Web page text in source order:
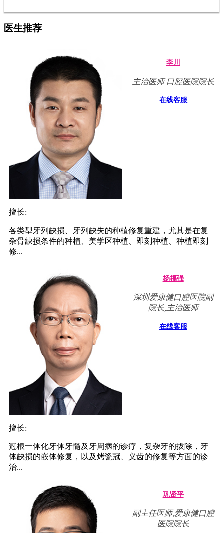
医生推荐
李川
主治医师 口腔医院院长
在线客服
擅长:
各类型牙列缺损、牙列缺失的种植修复重建，尤其是在复
杂骨缺损条件的种植、美学区种植、即刻种植、种植即刻
修...
杨福强
深圳爱康健口腔医院副
院长,主治医师
在线客服
擅长:
冠根一体化牙体牙髓及牙周病的诊疗，复杂牙的拔除，牙
体缺损的嵌体修复，以及烤瓷冠、义齿的修复等方面的诊
治...
巩贤平
副主任医师,爱康健口腔
医院院长